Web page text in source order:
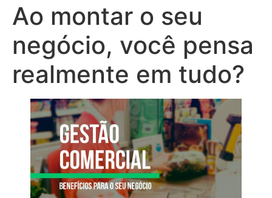
Ao montar o seu
negócio, você pensa
realmente em tudo?